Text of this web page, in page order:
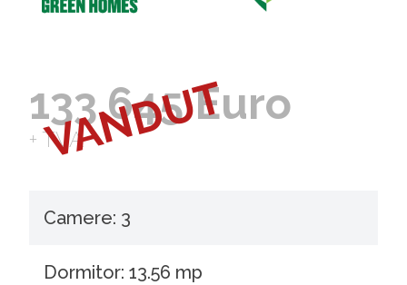
133.645 Euro
+ TVA
VANDUT
Camere: 3
Dormitor: 13.56 mp